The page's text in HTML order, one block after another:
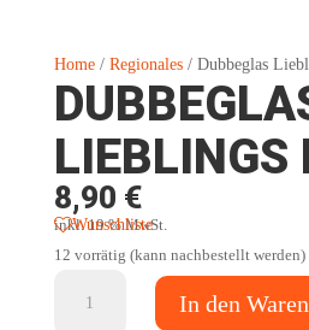
Home/ Regionales/ Dubbeglas
LIEBLINGS
8,90 €
inkl. 19 % MwSt.
Wunschliste
12 vorrätig (kann nachbestellt werden)
Lieblings
In den